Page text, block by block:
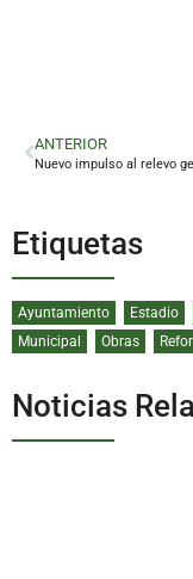
ANTERIOR
Etiquetas
Ayuntamiento Estadio
Municipal
Obras
Noticias